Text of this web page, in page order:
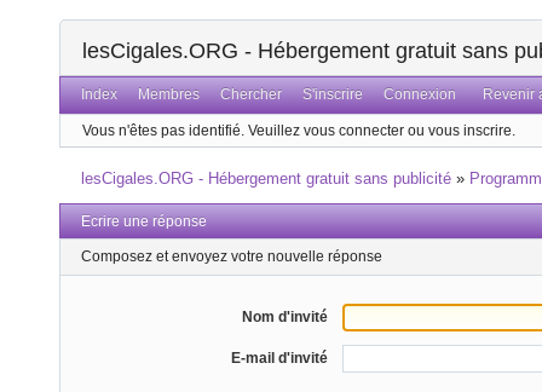
lesCigales.ORG - Hébergement gratuit sans
Index Membres Chercher S'inscrire Connexion Revenir
Vous n'êtes pas identifié. Veuillez vous connecter ou vous inscrire.
lesCigales.ORG - Hébergement gratuit sans publicité »
Ecrire une réponse
Composez et envoyez votre nouvelle réponse
Nom d'invité
E-mail d'invité